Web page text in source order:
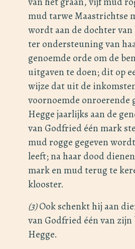
mud tarwe Maastrichtse
wordt aan de dochter
ter ondersteuning van
genoemde orde om de
uitgaven te doen; dit op
wijze dat uit de
voornoemde onroerende
Hegge jaarlijks aan de
van Godfried één mark
mud rogge gegeven
leeft; na haar dood
mark en mud terug te
klooster.
(3)Ook schenkt hij aan
van Godfried één van zijn
Hegge.